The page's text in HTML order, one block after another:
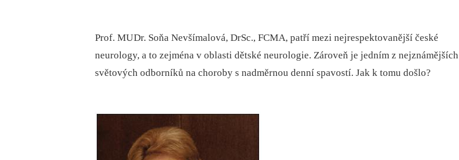
Prof. MU Dr. Soňa Nevšímalová, DrSc., FCMA, patří mezi nejrespektovanější české
neurology, a to zejména v oblasti dětské neurologie. Zároveň je jedním z nejznámějších
světových odborníků na choroby s nadměrnou denní spavostí. Jak k tomu došlo?